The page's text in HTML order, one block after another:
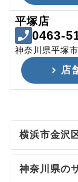
平塚店
0463-
神奈川県平塚
店
横浜市金沢
神奈川県の